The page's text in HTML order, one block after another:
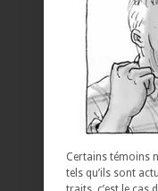
Certains témoins
tels qu’ils sont